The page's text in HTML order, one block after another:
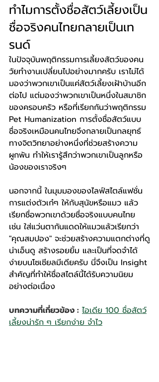
ทำไมการตั้งชื่อสัตว์เลี้ยงเป็น
ชื่อจริงคนไทยกลายเป็นเท
รนด์
ในปัจจุบันพฤติกรรมการเลี้ยงสัตว์ของคน
วัยทำงานเปลี่ยนไปอย่างมากครับ เราไม่ได้
มองว่าพวกเขาเป็นแค่สัตว์เลี้ยงเฝ้าบ้านอีก
ต่อไป แต่มองว่าพวกเขาเป็นหนึ่งในสมาชิก
ของครอบครัว หรือที่เรียกกันว่าพฤติกรรม
Pet Humanization การตั้งชื่อสัตว์แบบ
ชื่อจริงเหมือนคนไทยจึงกลายเป็นกลยุทธ์
ทางจิตวิทยาอย่างหนึ่งที่ช่วยสร้างความ
ผูกพัน ทำให้เรารู้สึกว่าพวกเขาเป็นลูกหรือ
น้องของเราจริงๆ
นอกจากนี้ ในมุมมองของไลฟ์สไตล์แฟชั่น
การแต่งตัวเก๋ๆ ให้กับสุนัขหรือแมว แล้ว
เรียกชื่อพวกเขาด้วยชื่อจริงแบบคนไทย
เช่น ใส่แว่นตากันแดดให้แมวแล้วเรียกว่า
"คุณสมปอง" จะช่วยสร้างความแตกต่างที่ดู
น่าเอ็นดู สร้างรอยยิ้ม และเป็นที่จดจำได้
ง่ายบนโซเชียลมีเดียครับ นี่จึงเป็น Insight
สำคัญที่ทำให้ชื่อสไตล์นี้ได้รับความนิยม
อย่างต่อเนื่อง
บทความที่เกี่ยวข้อง : ไอเดีย 100 ชื่อสัตว์
เลี้ยงน่ารัก ๆ เรียกง่าย จำไว